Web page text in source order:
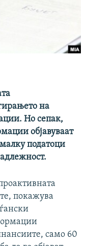
на
Но сепак,
објавуваат
податоци
покажува
само 60